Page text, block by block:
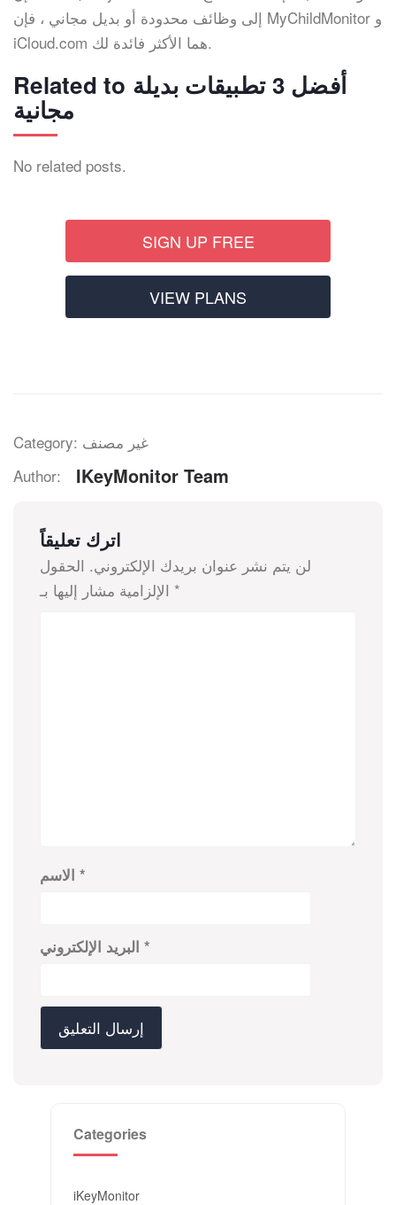
إلى وظائف محدودة أو بديل مجاني ، فإن MyChildMonitor و
iCloud.com هما الأكثر فائدة لك.
Related to أفضل 3 تطبيقات بديلة
مجانية
No related posts.
SIGN UP FREE
VIEW PLANS
Category: غير مصنف
Author:
IKeyMonitor Team
اترك تعليقاً
لن يتم نشر عنوان بريدك الإلكتروني. الحقول
*
*
*
Categories
iKeyMonitor